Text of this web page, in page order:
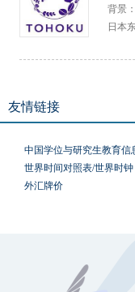
背景
日本
友情链接
中国学位与研究生教育信
世界时间对照表/世界时钟
外汇牌价